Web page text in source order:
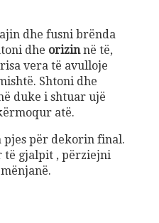
dhe fusni brënda
dhe orizinnë të,
vera të avulloje
Shtoni dhe
duke i shtuar ujë
atë.
pjes për dekorin final.
të gjalpit , përziejni